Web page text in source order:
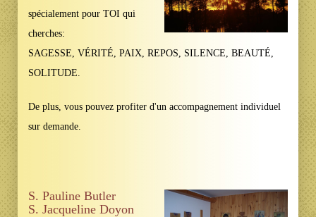
spécialement pour TOI qui
cherches:
SAGESSE, VÉRITÉ, PAIX, REPOS, SILENCE, BEAUTÉ,
SOLITUDE.
De plus, vous pouvez profiter d'un accompagnement individuel
sur demande.
S. Pauline Butler
S. Jacqueline Doyon